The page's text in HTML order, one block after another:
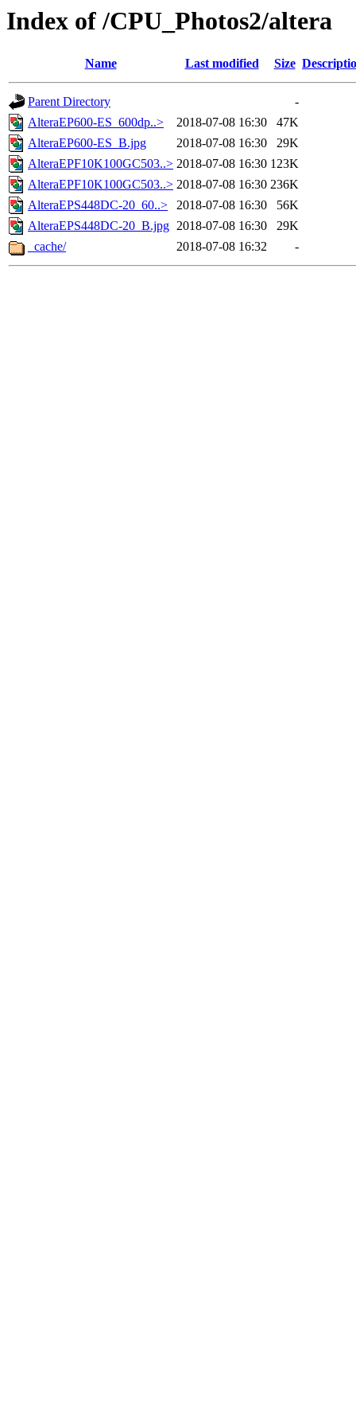
Index of /CPU_Photos2/altera
Name Last modified Size
Parent Directory
-
AlteraEP600-ES_600dp..>
2018-07-08 16:30
47K
AlteraEP600-ES_B.jpg
2018-07-08 16:30
29K
AlteraEPF10K100GC503..> 2018-07-08 16:30 123K
AlteraEPF10K100GC503..> 2018-07-08 16:30 236K
AlteraEPS448DC-20_60..>
2018-07-08 16:30
56K
AlteraEPS448DC-20_B.jpg 2018-07-08 16:30
29K
_cache/
2018-07-08 16:32 -